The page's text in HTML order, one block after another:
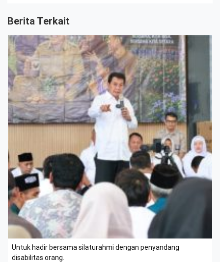
Berita Terkait
Untuk hadir bersama silaturahmi dengan penyandang
disabilitas orang.